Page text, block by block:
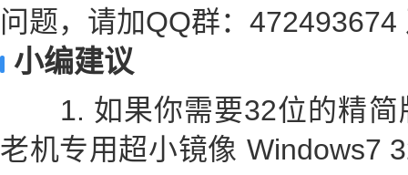
问题，请加QQ群：
小编建议
1. 如果你需要32位的精简
老机专用超小镜像 Windows7